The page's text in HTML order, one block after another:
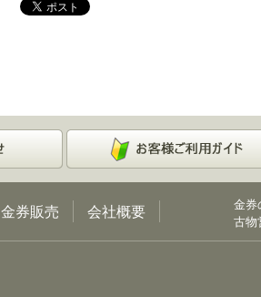
金券販売 会社概要 金券
古物